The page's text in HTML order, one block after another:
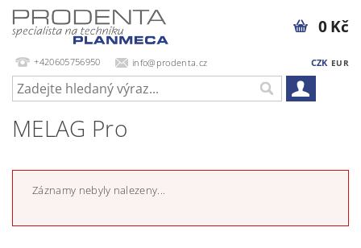
+420605756950 info@prodenta.cz CZK EUR
0 Kč
MELAG Pro
Záznamy nebyly nalezeny...